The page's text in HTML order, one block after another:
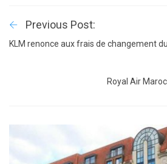
Previous Post:
KLM renonce aux frais de changement
Royal Air